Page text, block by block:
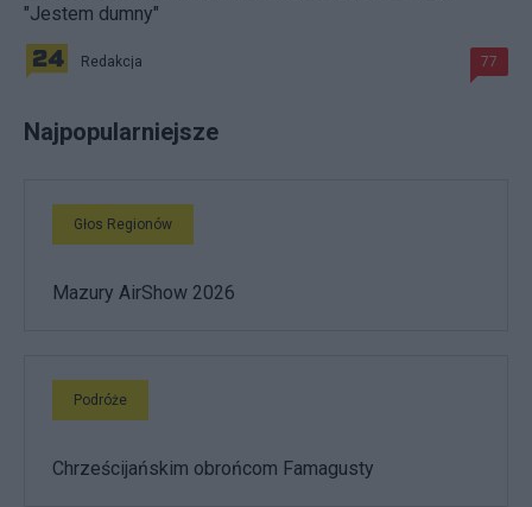
"Jestem dumny"
Redakcja 77
Najpopularniejsze
Głos Regionów
Mazury AirShow 2026
Podróże
Chrześcijańskim obrońcom Famagusty